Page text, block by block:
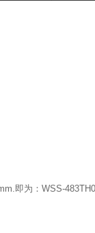
即为：WSS-